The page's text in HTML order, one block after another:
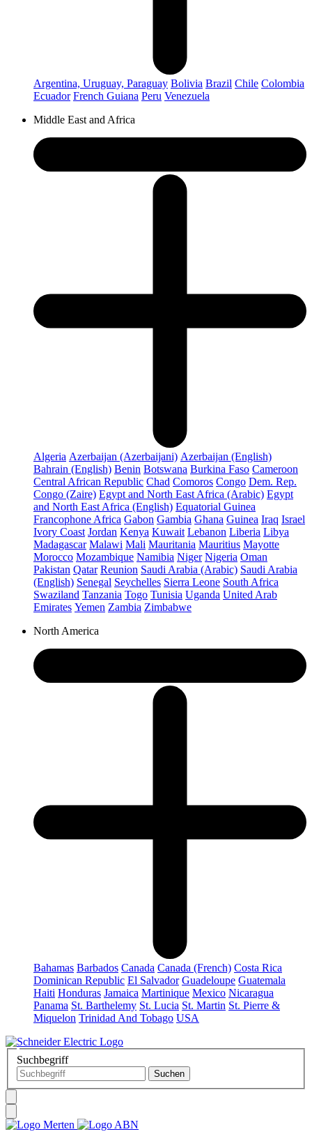
Argentina, Uruguay, Paraguay Bolivia Brazil Chile Colombia
Ecuador French Guiana Peru Venezuela
Middle East and Africa
Algeria Azerbaijan (Azerbaijani) Azerbaijan (English)
Bahrain (English) Benin Botswana Burkina Faso Cameroon
Central African Republic Chad Comoros Congo Dem. Rep.
Congo (Zaire) Egypt and North East Africa (Arabic) Egypt
and North East Africa (English) Equatorial Guinea
Francophone Africa Gabon Gambia Ghana Guinea Iraq Israel
Ivory Coast Jordan Kenya Kuwait Lebanon Liberia Libya
Madagascar Malawi Mali Mauritania Mauritius Mayotte
Morocco Mozambique Namibia Niger Nigeria Oman
Pakistan Qatar Reunion Saudi Arabia (Arabic) Saudi Arabia
(English) Senegal Seychelles Sierra Leone South Africa
Swaziland Tanzania Togo Tunisia Uganda United Arab
Emirates Yemen Zambia Zimbabwe
North America
Bahamas Barbados Canada Canada (French) Costa Rica
Dominican Republic El Salvador Guadeloupe Guatemala
Haiti Honduras Jamaica Martinique Mexico Nicaragua
Panama St. Barthelemy St. Lucia St. Martin St. Pierre &
Miquelon Trinidad And Tobago USA
Suchbegriff